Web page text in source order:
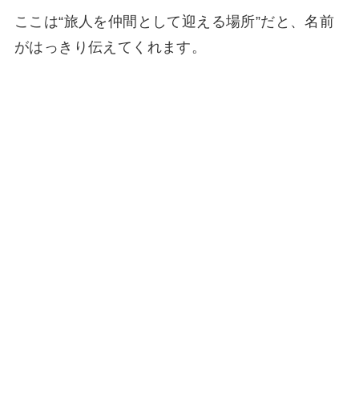
ここは“旅人を仲間として迎える場所”だと、名前
がはっきり伝えてくれます。